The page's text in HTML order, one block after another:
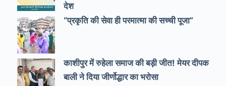
देश
“प्रकृति की सेवा ही परमात्मा की सच्ची पूजा”
काशीपुर में रुहेला समाज की बड़ी जीत! मेयर दीपक
बाली ने दिया जीर्णोद्धार का भरोसा